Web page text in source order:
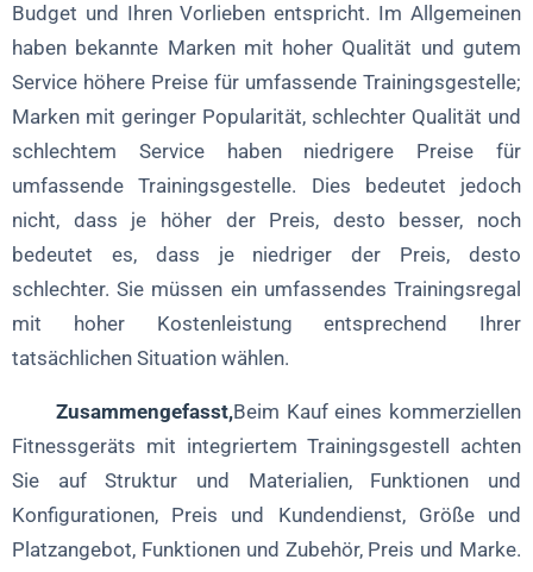
Budget und Ihren Vorlieben entspricht. Im Allgemeinen
haben bekannte Marken mit hoher Qualität und gutem
Service höhere Preise für umfassende Trainingsgestelle;
Marken mit geringer Popularität, schlechter Qualität und
schlechtem Service haben niedrigere Preise für
umfassende Trainingsgestelle. Dies bedeutet jedoch
nicht, dass je höher der Preis, desto besser, noch
bedeutet es, dass je niedriger der Preis, desto
schlechter. Sie müssen ein umfassendes Trainingsregal
mit hoher Kostenleistung entsprechend Ihrer
tatsächlichen Situation wählen.
Zusammengefasst,Beim Kauf eines kommerziellen
Fitnessgeräts mit integriertem Trainingsgestell achten
Sie auf Struktur und Materialien, Funktionen und
Konfigurationen, Preis und Kundendienst, Größe und
Platzangebot, Funktionen und Zubehör, Preis und Marke.